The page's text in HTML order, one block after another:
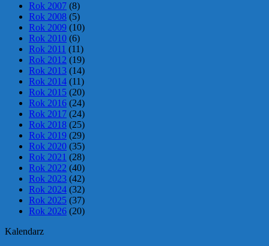
Rok 2007 (8)
Rok 2008 (5)
Rok 2009 (10)
Rok 2010 (6)
Rok 2011 (11)
Rok 2012 (19)
Rok 2013 (14)
Rok 2014 (11)
Rok 2015 (20)
Rok 2016 (24)
Rok 2017 (24)
Rok 2018 (25)
Rok 2019 (29)
Rok 2020 (35)
Rok 2021 (28)
Rok 2022 (40)
Rok 2023 (42)
Rok 2024 (32)
Rok 2025 (37)
Rok 2026 (20)
Kalendarz